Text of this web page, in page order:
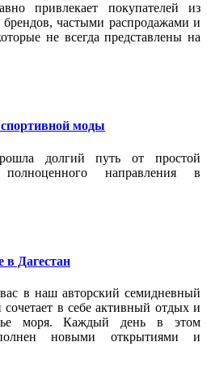
привлекает покупателей из
частыми распродажами и
не всегда представлены на
моды
долгий путь от простой
направления в
в Дагестан
в наш авторский семидневный
в себе активный отдых и
моря. Каждый день в этом
новыми открытиями и